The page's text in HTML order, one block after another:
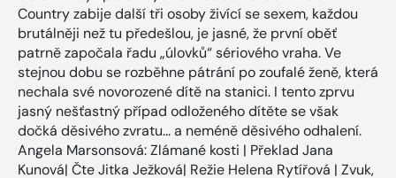
Country zabije další tři osoby živící se sexem, každou
brutálněji než tu předešlou, je jasné, že první oběť
patrně započala řadu „úlovků“ sériového vraha. Ve
stejnou dobu se rozběhne pátrání po zoufalé ženě, která
nechala své novorozené dítě na stanici. I tento zprvu
jasný nešťastný případ odloženého dítěte se však
dočká děsivého zvratu... a neméně děsivého odhalení.
Angela Marsonsová: Zlámané kosti | Překlad Jana
Kunová| Čte Jitka Ježková| Režie Helena Rytířová | Zvuk,